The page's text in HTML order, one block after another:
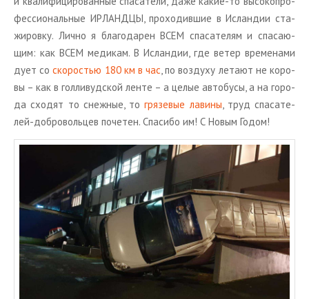
фес­си­о­наль­ные ИР­ЛАНД­ЦЫ, про­хо­див­шие в Ис­лан­дии ста­
жи­ров­ку. Лично я бла­го­да­рен ВСЕМ спа­са­те­лям и спа­са­ю­
щим: как ВСЕМ ме­ди­кам. В Ис­лан­дии, где ветер вре­ме­на­ми
дует соско­ро­стью 180 км в час, по воз­ду­ху ле­та­ют не ко­ро­
вы – как в гол­ли­вуд­ской ленте – а целые ав­то­бу­сы, а на го­ро­
да схо­дят то снеж­ные, тогря­зе­вые ла­ви­ны, труд спа­са­те­
лей-доб­ро­воль­цев по­че­тен. Спа­си­бо им! С Новым Годом!